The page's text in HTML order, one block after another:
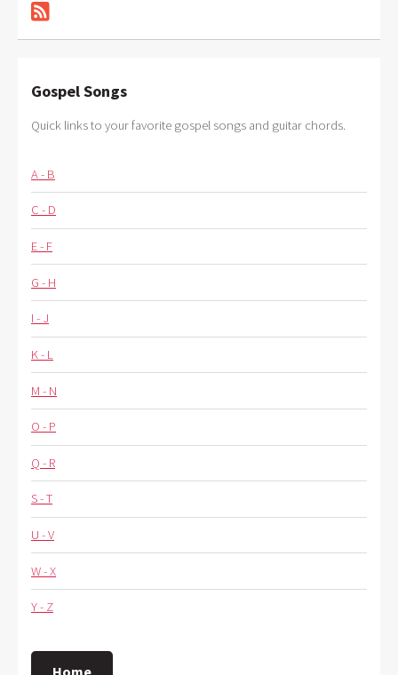
Gospel Songs
Quick links to your favorite gospel songs and guitar chords.
A - B
C - D
E - F
G - H
I - J
K - L
M - N
O - P
Q - R
S - T
U - V
W - X
Y - Z
Home